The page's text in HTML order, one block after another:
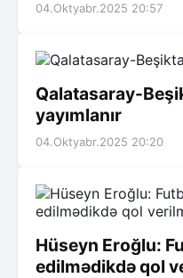
04.Oktyabr.2025 20:57
Qalatasaray-
yayımlanır
04.Oktyabr.2025 20:20
Hüseyn Eroğlu:
edilmədikdə qol